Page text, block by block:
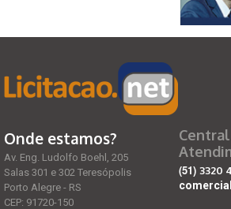
Onde estamos?
Av. Eng. Ludolfo Boehl, 205
Salas 301 e 302 Teresópolis
Porto Alegre - RS
CEP: 91720-150
(51) 3320